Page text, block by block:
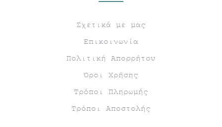
Σχετικά με μας
Επικοινωνία
Πολιτική Απορρήτου
Όροι Χρήσης
Τρόποι Πληρωμής
Τρόποι Αποστολής